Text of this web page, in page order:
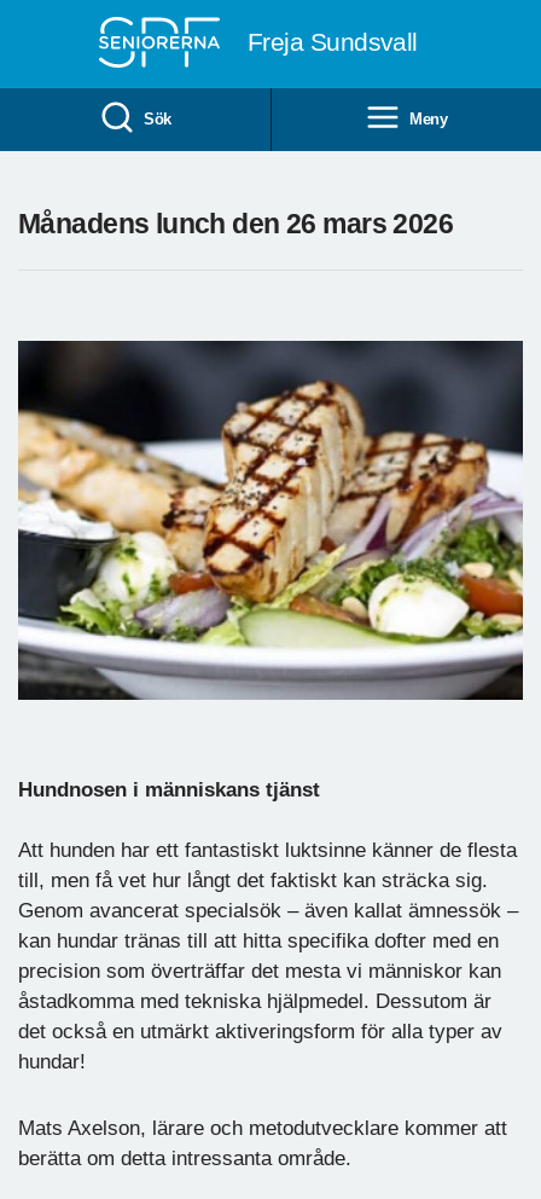
Freja Sundsvall
Sök Meny
Månadens lunch den 26 mars 2026
Hundnosen i människans tjänst
Att hunden har ett fantastiskt luktsinne känner de flesta
till, men få vet hur långt det faktiskt kan sträcka sig.
Genom avancerat specialsök – även kallat ämnessök –
kan hundar tränas till att hitta specifika dofter med en
precision som överträffar det mesta vi människor kan
åstadkomma med tekniska hjälpmedel. Dessutom är
det också en utmärkt aktiveringsform för alla typer av
hundar!
Mats Axelson, lärare och metodutvecklare kommer att
berätta om detta intressanta område.